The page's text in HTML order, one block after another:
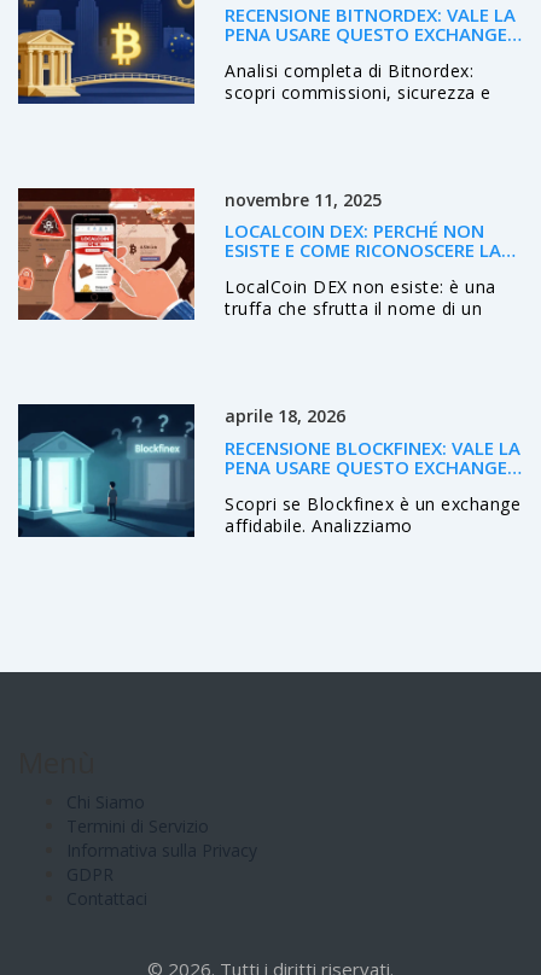
RECENSIONE BITNORDEX: VALE LA
PENA USARE QUESTO EXCHANGE
Analisi completa di Bitnordex:
scopri commissioni, sicurezza e
novembre 11, 2025
LOCALCOIN DEX: PERCHÉ NON
ESISTE E COME RICONOSCERE LA
LocalCoin DEX non esiste: è una
truffa che sfrutta il nome di un
aprile 18, 2026
RECENSIONE BLOCKFINEX: VALE LA
PENA USARE QUESTO EXCHANGE
Scopri se Blockfinex è un exchange
affidabile. Analizziamo
Chi Siamo
Termini di Servizio
Informativa sulla Privacy
GDPR
Contattaci
© 2026. Tutti i diritti riservati.